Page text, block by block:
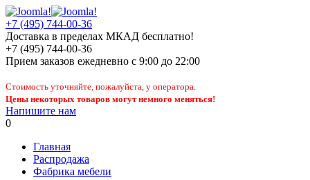
+7 (495) 744-00-36
Доставка в пределах МКАД бесплатно!
+7 (495) 744-00-36
Прием заказов ежедневно с 9:00 до 22:00
Стоимость уточняйте, пожалуйста, у оператора.
Цены некоторых товаров могут немного меняться!
Напишите нам
0
Главная
Распродажа
Фабрика мебели